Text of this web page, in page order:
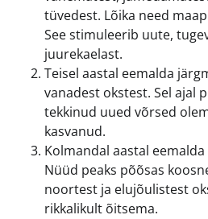
tüvedest. Lõika need
See stimuleerib uute,
juurekaelast.
Teisel aastal eemalda
vanadest okstest. Sel ajal
tekkinud uued võrsed
kasvanud.
Kolmandal aastal
Nüüd peaks põõsas
noortest ja elujõulistest
rikkalikult õitsema.